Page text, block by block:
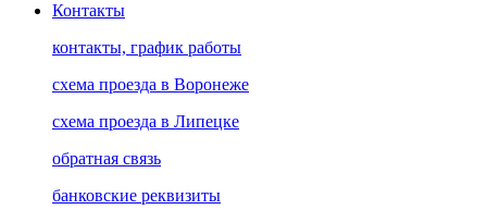
Контакты
контакты, график работы
схема проезда в Воронеже
схема проезда в Липецке
обратная связь
банковские реквизиты